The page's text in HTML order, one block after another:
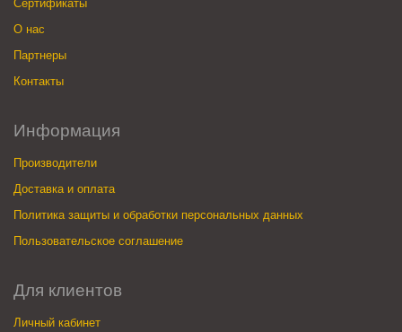
Сертификаты
О нас
Партнеры
Контакты
Информация
Производители
Доставка и оплата
Политика защиты и обработки персональных данных
Пользовательское соглашение
Для клиентов
Личный кабинет